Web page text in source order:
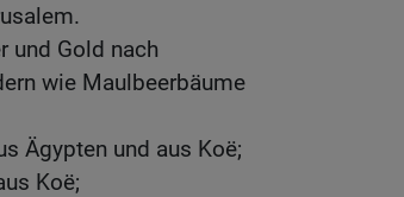
und Gold nach
wie Maulbeerbäume
Ägypten und aus Koë;
Koë;